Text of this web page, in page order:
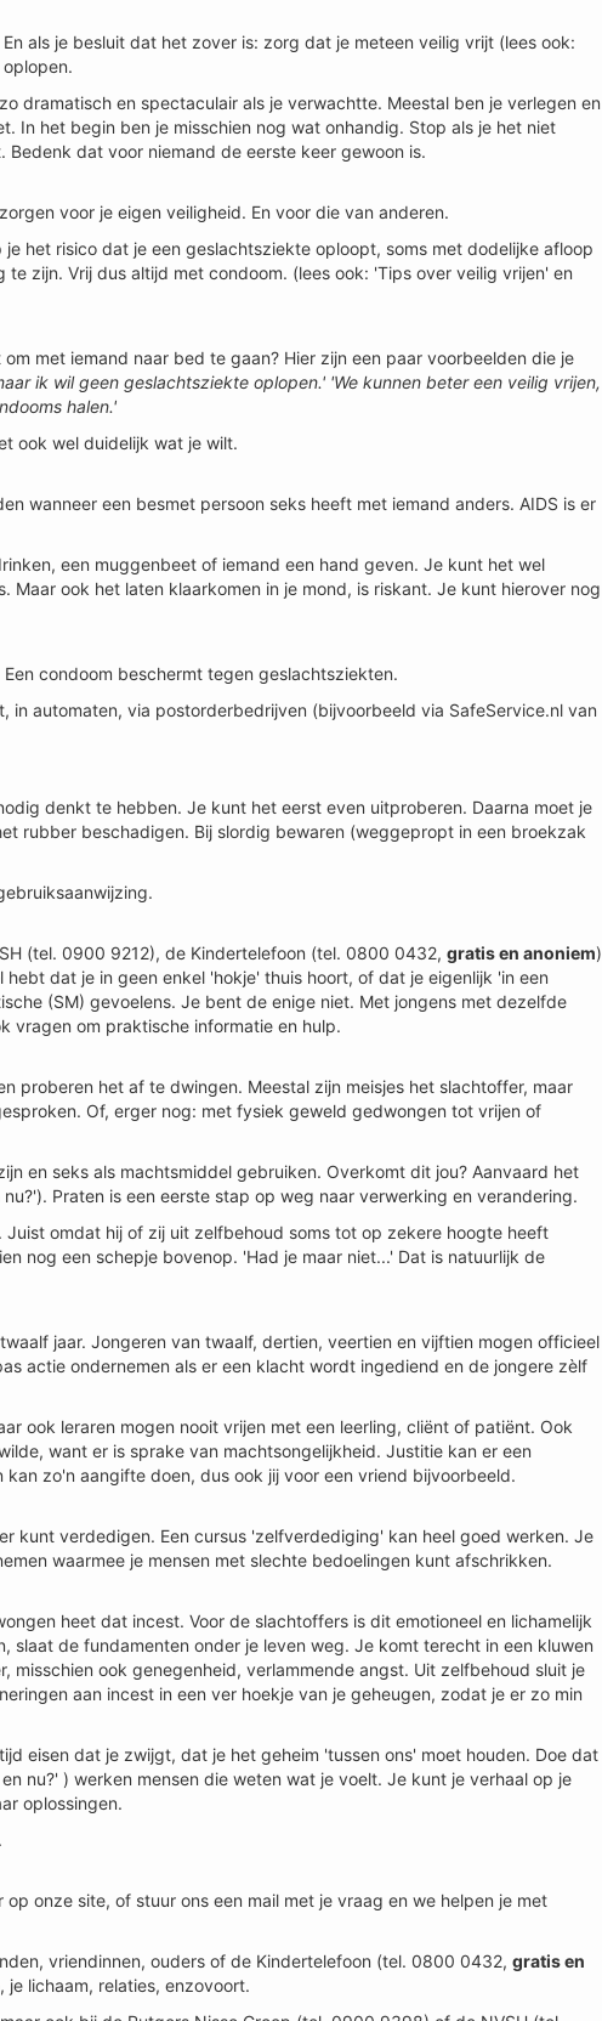
als je besluit dat het zover is: zorg dat je meteen veilig vrijt (lees ook:
dramatisch en spectaculair als je verwachtte. Meestal ben je verlegen en
In het begin ben je misschien nog wat onhandig. Stop als je het niet
dat voor niemand de eerste keer gewoon is.
voor je eigen veiligheid. En voor die van anderen.
het risico dat je een geslachtsziekte oploopt, soms met dodelijke afloop
zijn. Vrij dus altijd met condoom. (lees ook: 'Tips over veilig vrijen' en
met iemand naar bed te gaan? Hier zijn een paar voorbeelden die je
ik wil geen geslachtsziekte oplopen.' 'We kunnen beter een veilig vrijen,
halen.'
ook wel duidelijk wat je wilt.
wanneer een besmet persoon seks heeft met iemand anders. AIDS is er
een muggenbeet of iemand een hand geven. Je kunt het wel
ook het laten klaarkomen in je mond, is riskant. Je kunt hierover nog
condoom beschermt tegen geslachtsziekten.
automaten, via postorderbedrijven (bijvoorbeeld via SafeService.nl van
denkt te hebben. Je kunt het eerst even uitproberen. Daarna moet je
rubber beschadigen. Bij slordig bewaren (weggepropt in een broekzak
(tel. 0900 9212), de Kindertelefoon (tel. 0800 0432,gratis en anoniem)
dat je in geen enkel 'hokje' thuis hoort, of dat je eigenlijk 'in een
(SM) gevoelens. Je bent de enige niet. Met jongens met dezelfde
vragen om praktische informatie en hulp.
proberen het af te dwingen. Meestal zijn meisjes het slachtoffer, maar
Of, erger nog: met fysiek geweld gedwongen tot vrijen of
en seks als machtsmiddel gebruiken. Overkomt dit jou? Aanvaard het
Praten is een eerste stap op weg naar verwerking en verandering.
omdat hij of zij uit zelfbehoud soms tot op zekere hoogte heeft
nog een schepje bovenop. 'Had je maar niet...' Dat is natuurlijk de
jaar. Jongeren van twaalf, dertien, veertien en vijftien mogen officieel
actie ondernemen als er een klacht wordt ingediend en de jongere zèlf
ook leraren mogen nooit vrijen met een leerling, cliënt of patiënt. Ook
want er is sprake van machtsongelijkheid. Justitie kan er een
zo'n aangifte doen, dus ook jij voor een vriend bijvoorbeeld.
kunt verdedigen. Een cursus 'zelfverdediging' kan heel goed werken. Je
waarmee je mensen met slechte bedoelingen kunt afschrikken.
heet dat incest. Voor de slachtoffers is dit emotioneel en lichamelijk
slaat de fundamenten onder je leven weg. Je komt terecht in een kluwen
misschien ook genegenheid, verlammende angst. Uit zelfbehoud sluit je
aan incest in een ver hoekje van je geheugen, zodat je er zo min
eisen dat je zwijgt, dat je het geheim 'tussen ons' moet houden. Doe dat
nu?' ) werken mensen die weten wat je voelt. Je kunt je verhaal op je
oplossingen.
onze site, of stuur ons een mail met je vraag en we helpen je met
vriendinnen, ouders of de Kindertelefoon (tel. 0800 0432,gratis en
lichaam, relaties, enzovoort.